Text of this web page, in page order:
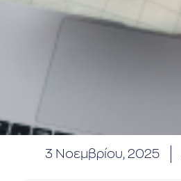
3 Νοεμβρίου, 2025